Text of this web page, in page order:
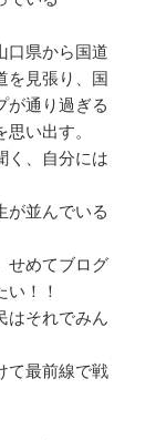
口県から国道
を見張り、国
が通り過ぎる
い出す。
く、自分には
が並んでいる
せめてブログ
！！
はそれでみん
て最前線で戦